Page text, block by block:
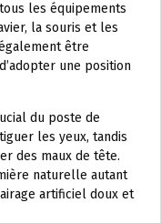
les équipements
la souris et les
être
une position
du poste de
les yeux, tandis
des maux de tête.
naturelle autant
artificiel doux et